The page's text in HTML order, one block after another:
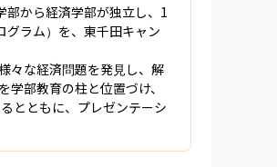
から経済学部が独立し、1
グラム）を、東千田キャン
々な経済問題を発見し、解
部教育の柱と位置づけ、
とともに、プレゼンテーシ